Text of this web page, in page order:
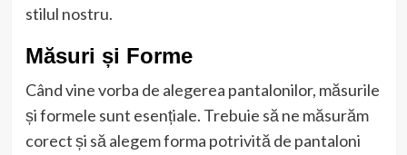
stilul nostru.
Măsuri și Forme
Când vine vorba de alegerea pantalonilor, măsurile
și formele sunt esențiale. Trebuie să ne măsurăm
corect și să alegem forma potrivită de pantaloni